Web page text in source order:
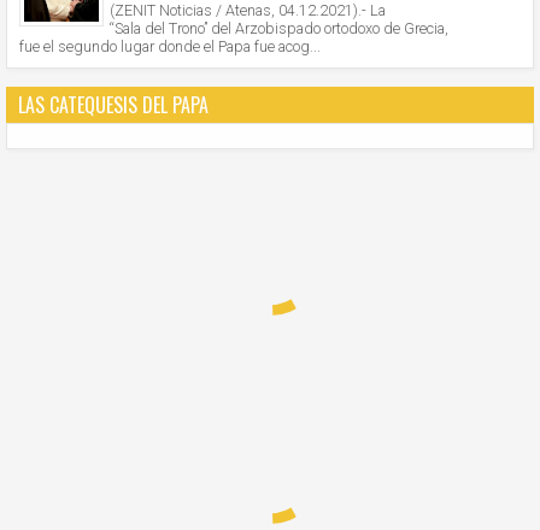
(ZENIT Noticias / Atenas, 04.12.2021).- La
“Sala del Trono” del Arzobispado ortodoxo de Grecia,
fue el segundo lugar donde el Papa fue acog...
LAS CATEQUESIS DEL PAPA